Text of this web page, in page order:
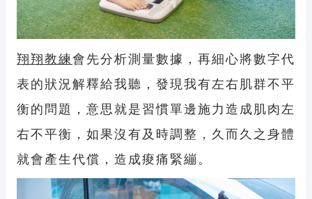
翔翔教練會先分析測量數據，再細心將數字代
表的狀況解釋給我聽，發現我有左右肌群不平
衡的問題，意思就是習慣單邊施力造成肌肉左
右不平衡，如果沒有及時調整，久而久之身體
就會產生代償，造成痠痛緊繃。